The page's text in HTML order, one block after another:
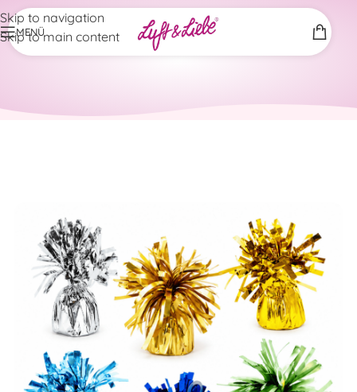
Skip to navigation
Skip to main content
MENÜ